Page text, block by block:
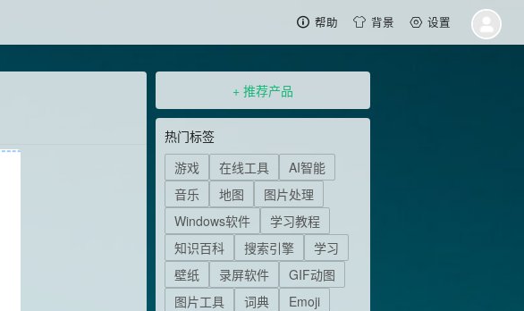
帮助 背景 设置
+ 推荐产品
热门标签
游戏
在线工具
AI智能
音乐
地图
图片处理
Windows软件
学习教程
知识百科
搜索引擎
学习
壁纸
录屏软件
GIF动图
图片工具
词典
Emoji